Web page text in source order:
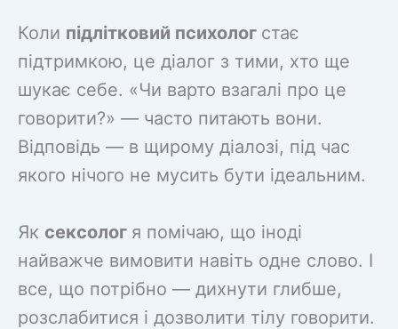
Коли підлітковий психолог стає
підтримкою, це діалог з тими, хто ще
шукає себе. «Чи варто взагалі про це
говорити?» — часто питають вони.
Відповідь — в щирому діалозі, під час
якого нічого не мусить бути ідеальним.
Як сексолог я помічаю, що іноді
найважче вимовити навіть одне слово. І
все, що потрібно — дихнути глибше,
розслабитися і дозволити тілу говорити.